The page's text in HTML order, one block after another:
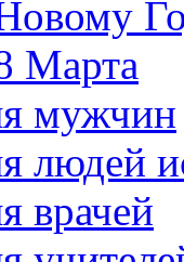
Марта
мужчин
людей
врачей